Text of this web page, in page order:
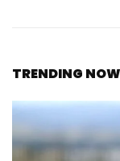
TRENDING NOW